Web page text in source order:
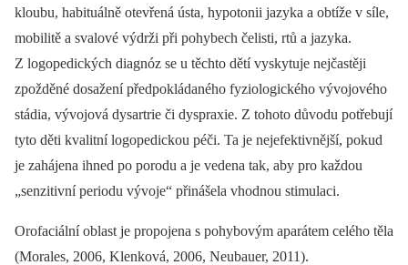
kloubu, habituálně otevřená ústa, hypotonii jazyka a obtíže v síle,
mobilitě a svalové výdrži při pohybech čelisti, rtů a jazyka.
Z logopedických diagnóz se u těchto dětí vyskytuje nejčastěji
zpožděné dosažení předpokládaného fyziologického vývojového
stádia, vývojová dysartrie či dyspraxie. Z tohoto důvodu potřebují
tyto děti kvalitní logopedickou péči. Ta je nejefektivnější, pokud
je zahájena ihned po porodu a je vedena tak, aby pro každou
„senzitivní periodu vývoje“ přinášela vhodnou stimulaci.
Orofaciální oblast je propojena s pohybovým aparátem celého těla
(Morales, 2006, Klenková, 2006, Neubauer, 2011).